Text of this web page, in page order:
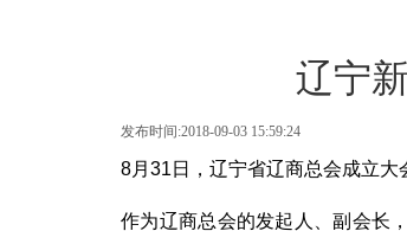
辽宁
发布时间:2018-09-03 15:59:24
8月31日，辽宁省辽商总会成立大
作为辽商总会的发起人、副会长